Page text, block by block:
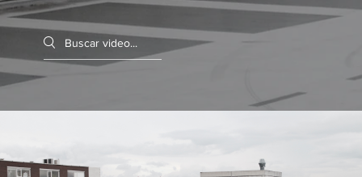
Search videos